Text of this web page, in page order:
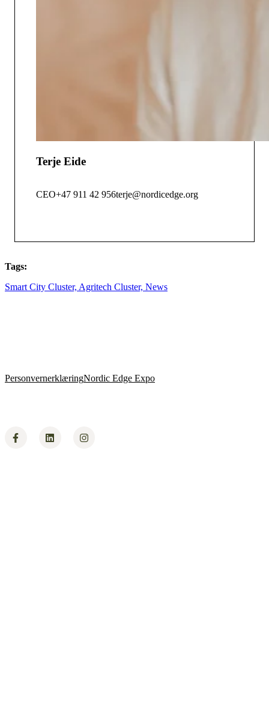
Terje Eide
CEO+47 911 42 956terje@nordicedge.org
Tags:
Smart City Cluster, Agritech Cluster, News
PersonvernerklæringNordic Edge Expo